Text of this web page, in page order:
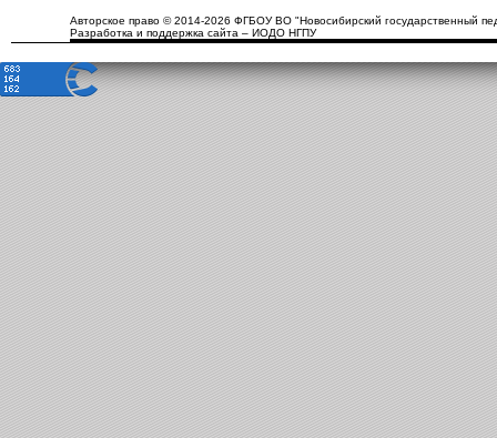
Авторское право © 2014-2026 ФГБОУ ВО "Новосибирский государственный
Разработка и поддержка сайта – ИОДО НГПУ